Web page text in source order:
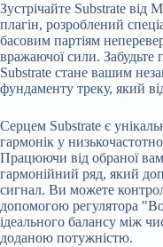
Зустрічайте Substrate
плагін, розроблений
басовим партіям
вражаючої сили. Забудьте
Substrate стане вашим
фундаменту треку, який
Серцем Substrate є
гармонік у
Працюючи від обраної
гармонійний ряд, який
сигнал. Ви можете
допомогою регулятора
ідеального балансу між
доданою потужністю.